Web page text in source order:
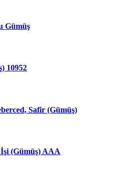
Gümüş
10952
Safir (Gümüş)
(Gümüş) AAA